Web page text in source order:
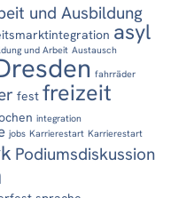
und Ausbildung
asyl
und Arbeit Austausch
fahrräder
fest freizeit
integration
jobs Karrierestart Karrierestart
Podiumsdiskussion